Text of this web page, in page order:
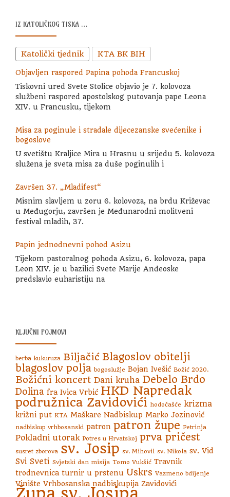
IZ KATOLIČKOG TISKA …
Katolički tjednik KTA BK BIH
Objavljen raspored Papina pohoda Francuskoj
Tiskovni ured Svete Stolice objavio je 7. kolovoza
službeni raspored apostolskog putovanja pape Leona
XIV. u Francusku, tijekom
Misa za poginule i stradale dijecezanske svećenike i
bogoslove
U svetištu Kraljice Mira u Hrasnu u srijedu 5. kolovoza
služena je sveta misa za duše poginulih i
Završen 37. „Mladifest“
Misnim slavljem u zoru 6. kolovoza, na brdu Križevac
u Međugorju, završen je Međunarodni molitveni
festival mladih, 37.
Papin jednodnevni pohod Asizu
Tijekom pastoralnog pohoda Asizu, 6. kolovoza, papa
Leon XIV. je u bazilici Svete Marije Anđeoske
predslavio euharistiju na
KLJUČNI POJMOVI
berba kukuruza Biljačić Blagoslov obitelji
blagoslov polja bogoslužje Bojan Ivešić Božić 2020.
Božićni koncert Dani kruha Debelo Brdo
Dolina fra Ivica Vrbić HKD Napredak
podružnica Zavidovići hodočašće krizma
križni put KTA Maškare Nadbiskup Marko Jozinović
nadbiskup vrhbosanski patron patron župe Petrinja
Pokladni utorak Potres u Hrvatskoj prva pričest
susret zborova sv. Josip sv. Mihovil sv. Nikola sv. Vid
Svi Sveti Svjetski dan misija Tomo Vukšić Travnik
trodnevnica turnir u prstenu Uskrs Vazmeno bdijenje
Vinište Vrhbosanska nadbiskupija Zavidovići